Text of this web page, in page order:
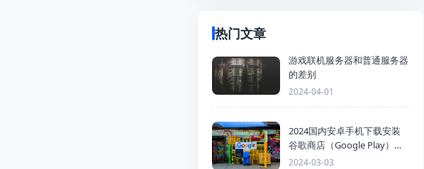
热门文章
游戏联机服务器和普通服务器
的差别
2024-04-01
2024国内安卓手机下载安装
谷歌商店（Google Play）详
细步骤
2024-03-03